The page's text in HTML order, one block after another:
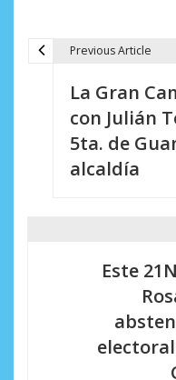
Previous Article
La Gran
con Julián
5ta. de
alcaldía
Este